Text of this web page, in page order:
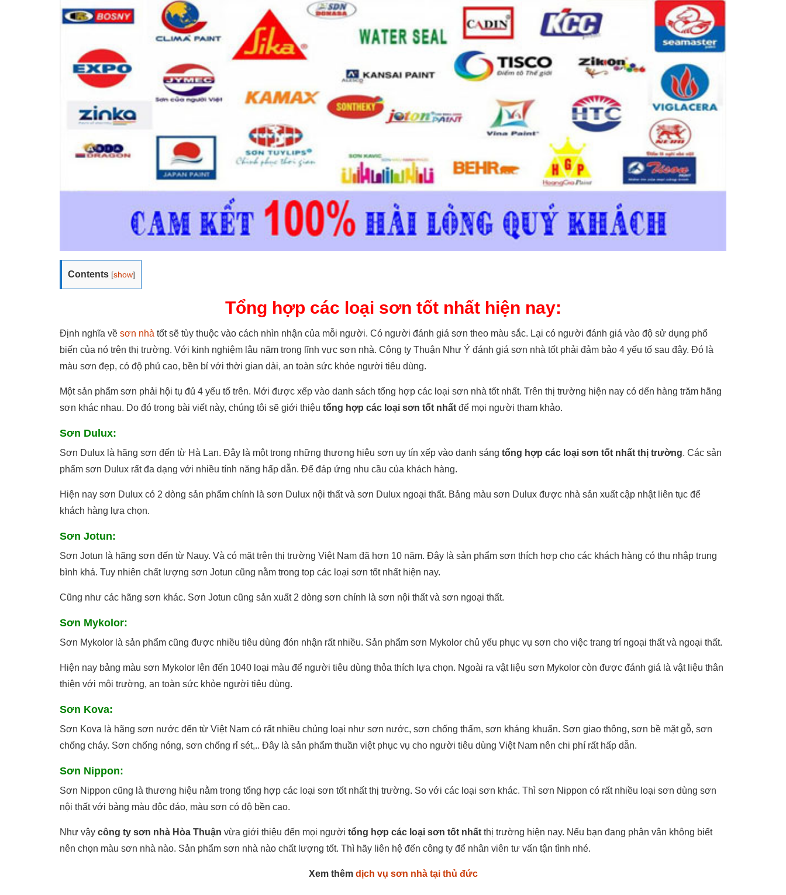
Contents [show]
Tổng hợp các loại sơn tốt nhất hiện nay:
Định nghĩa về sơn nhà tốt sẽ tùy thuộc vào cách nhìn nhận của mỗi người. Có người đánh giá sơn theo màu sắc. Lại có người đánh giá vào độ sử dụng phổ
biến của nó trên thị trường. Với kinh nghiệm lâu năm trong lĩnh vực sơn nhà. Công ty Thuận Như Ý đánh giá sơn nhà tốt phải đảm bảo 4 yếu tố sau đây. Đó là
màu sơn đẹp, có độ phủ cao, bền bỉ với thời gian dài, an toàn sức khỏe người tiêu dùng.
Một sản phẩm sơn phải hội tụ đủ 4 yếu tố trên. Mới được xếp vào danh sách tổng hợp các loại sơn nhà tốt nhất. Trên thị trường hiện nay có dến hàng trăm hãng
sơn khác nhau. Do đó trong bài viết này, chúng tôi sẽ giới thiệu tổng hợp các loại sơn tốt nhất để mọi người tham khảo.
Sơn Dulux:
Sơn Dulux là hãng sơn đến từ Hà Lan. Đây là một trong những thương hiệu sơn uy tín xếp vào danh sáng tổng hợp các loại sơn tốt nhất thị trường. Các sản
phẩm sơn Dulux rất đa dạng với nhiều tính năng hấp dẫn. Để đáp ứng nhu cầu của khách hàng.
Hiện nay sơn Dulux có 2 dòng sản phẩm chính là sơn Dulux nội thất và sơn Dulux ngoại thất. Bảng màu sơn Dulux được nhà sản xuất cập nhật liên tục để
khách hàng lựa chọn.
Sơn Jotun:
Sơn Jotun là hãng sơn đến từ Nauy. Và có mặt trên thị trường Việt Nam đã hơn 10 năm. Đây là sản phẩm sơn thích hợp cho các khách hàng có thu nhập trung
bình khá. Tuy nhiên chất lượng sơn Jotun cũng nằm trong top các loại sơn tốt nhất hiện nay.
Cũng như các hãng sơn khác. Sơn Jotun cũng sản xuất 2 dòng sơn chính là sơn nội thất và sơn ngoại thất.
Sơn Mykolor:
Sơn Mykolor là sản phẩm cũng được nhiều tiêu dùng đón nhận rất nhiều. Sản phẩm sơn Mykolor chủ yếu phục vụ sơn cho việc trang trí ngoại thất và ngoại thất.
Hiện nay bảng màu sơn Mykolor lên đến 1040 loại màu để người tiêu dùng thỏa thích lựa chọn. Ngoài ra vật liệu sơn Mykolor còn được đánh giá là vật liệu thân
thiện với môi trường, an toàn sức khỏe người tiêu dùng.
Sơn Kova:
Sơn Kova là hãng sơn nước đến từ Việt Nam có rất nhiều chủng loại như sơn nước, sơn chống thấm, sơn kháng khuẩn. Sơn giao thông, sơn bề mặt gỗ, sơn
chống cháy. Sơn chống nóng, sơn chống rỉ sét,.. Đây là sản phẩm thuần việt phục vụ cho người tiêu dùng Việt Nam nên chi phí rất hấp dẫn.
Sơn Nippon:
Sơn Nippon cũng là thương hiệu nằm trong tổng hợp các loại sơn tốt nhất thị trường. So với các loại sơn khác. Thì sơn Nippon có rất nhiều loại sơn dùng sơn
nội thất với bảng màu độc đáo, màu sơn có độ bền cao.
Như vậy công ty sơn nhà Hòa Thuận vừa giới thiệu đến mọi người tổng hợp các loại sơn tốt nhất thị trường hiện nay. Nếu bạn đang phân vân không biết
nên chọn màu sơn nhà nào. Sản phẩm sơn nhà nào chất lượng tốt. Thì hãy liên hệ đến công ty để nhân viên tư vấn tận tình nhé.
Xem thêm dịch vụ sơn nhà tại thủ đức